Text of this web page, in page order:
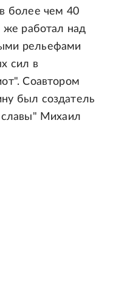
более чем 40
же работал над
рельефами
сил в
Соавтором
был создатель
славы" Михаил